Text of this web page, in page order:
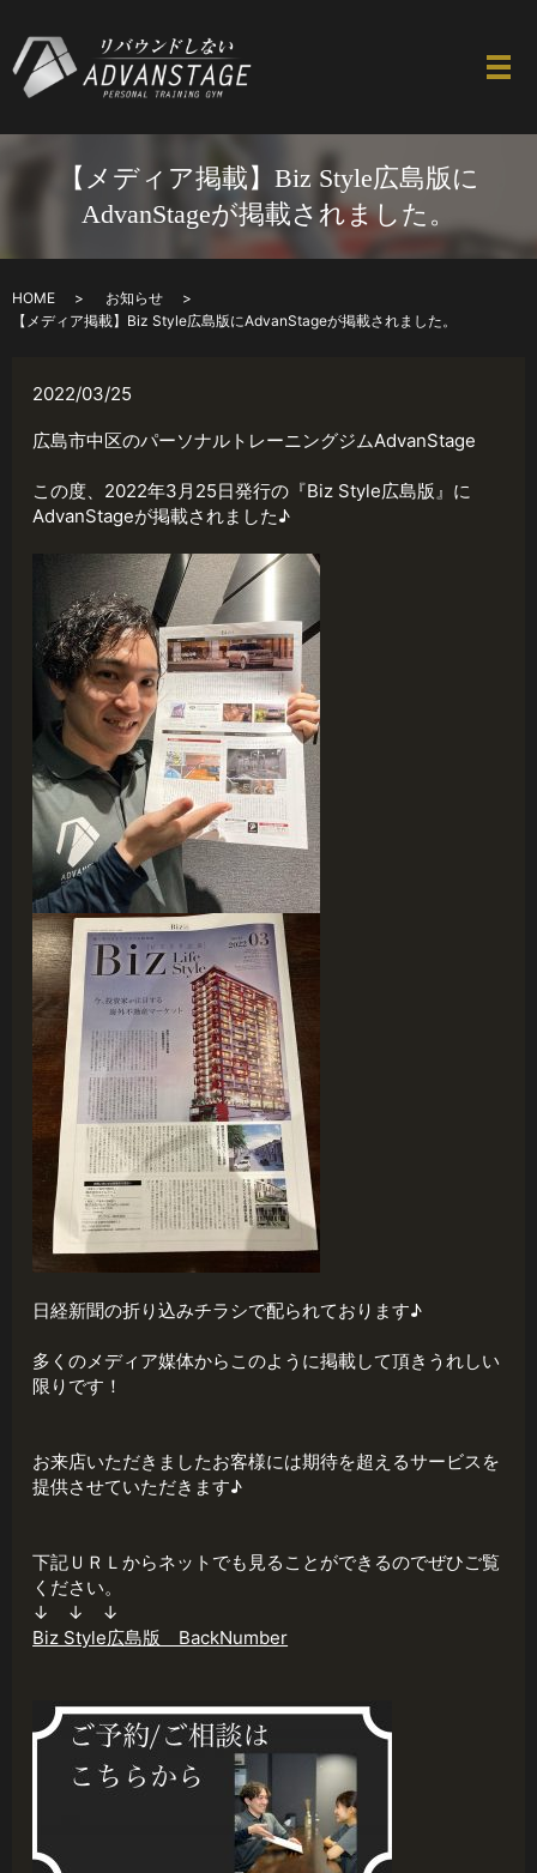
【メディア掲載】Biz Style広島版に
AdvanStageが掲載されました。
HOME
お知らせ
【メディア掲載】Biz Style広島版にAdvanStageが掲載されました。
2022/03/25
広島市中区のパーソナルトレーニングジムAdvanStage
この度、2022年3月25日発行の『Biz Style広島版』に
AdvanStageが掲載されました♪
日経新聞の折り込みチラシで配られております♪
多くのメディア媒体からこのように掲載して頂きうれしい
限りです！
お来店いただきましたお客様には期待を超えるサービスを
提供させていただきます♪
下記ＵＲＬからネットでも見ることができるのでぜひご覧
ください。
↓ ↓ ↓
Biz Style広島版 BackNumber